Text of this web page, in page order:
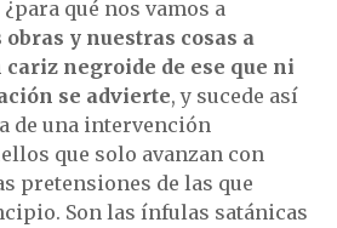
qué nos vamos a
obras y nuestras cosas a
negroide de ese que ni
se advierte, y sucede así
de una intervención
que solo avanzan con
pretensiones de las que
Son las ínfulas satánicas